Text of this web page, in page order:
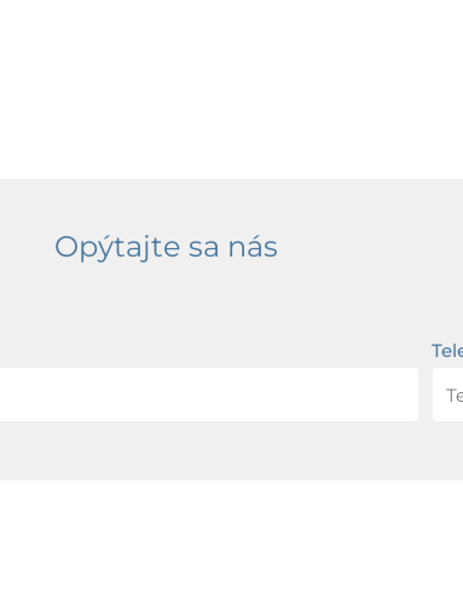
Opýtajte sa nás